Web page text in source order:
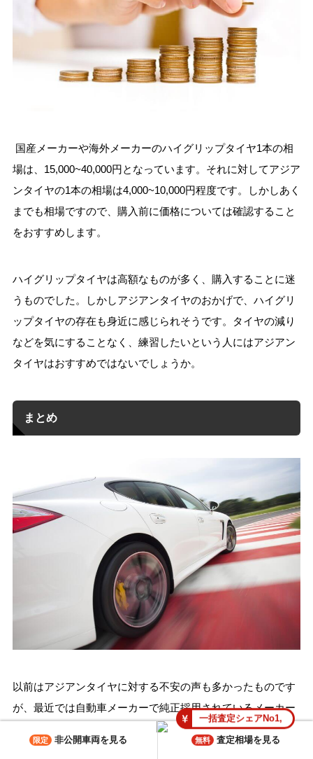
国産メーカーや海外メーカーのハイグリップタイヤ1本の相
場は、15,000~40,000円となっています。それに対してアジア
ンタイヤの1本の相場は4,000~10,000円程度です。しかしあく
までも相場ですので、購入前に価格については確認すること
をおすすめします。
ハイグリップタイヤは高額なものが多く、購入することに迷
うものでした。しかしアジアンタイヤのおかげで、ハイグリ
ップタイヤの存在も身近に感じられそうです。タイヤの減り
などを気にすることなく、練習したいという人にはアジアン
タイヤはおすすめではないでしょうか。
まとめ
以前はアジアンタイヤに対する不安の声も多かったものです
が、最近では自動車メーカーで純正採用されているメーカー
もあり、レースに供給しているメーカーもあります。信頼性
も高まり、コストパフォーマンスに優れているアジアンタイ
限定 非公開車両を見る
一括査定シェアNo1,
無料 査定相場を見る